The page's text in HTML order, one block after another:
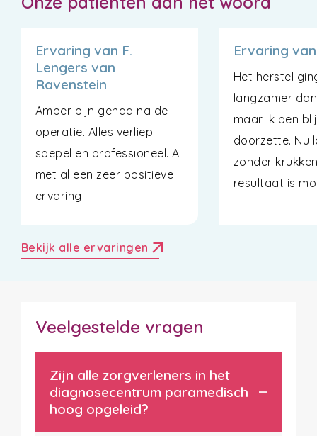
Ervaring van F.
Lengers van
Ravenstein
Amper pijn gehad na de
operatie. Alles verliep
soepel en professioneel. Al
met al een zeer positieve
ervaring.
Ervaring
Het herstel
langzamer
maar ik ben
doorzette. Nu
zonder
resultaat is
Bekijk alle ervaringen arrow_outward
Veelgestelde vragen
Zijn alle zorgverleners in het
diagnosecentrum paramedisch
hoog opgeleid?